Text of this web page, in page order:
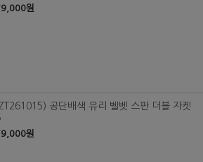
원
공단배색 유리 벨벳 스판 더블 자켓
원